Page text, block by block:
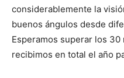
considerablemente la
buenos ángulos desde
Esperamos superar los
recibimos en total el año